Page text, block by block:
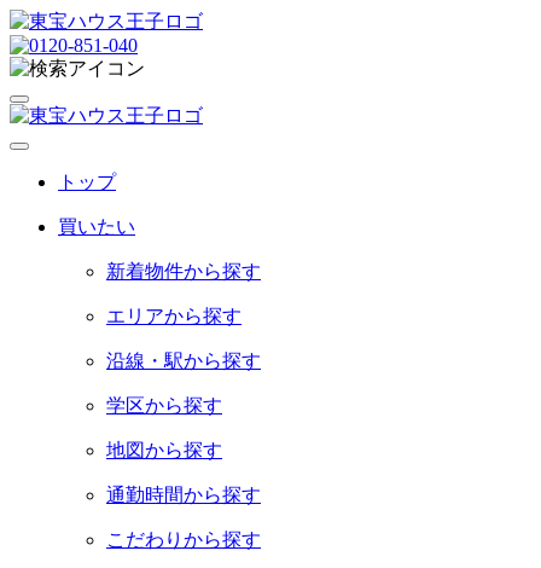
トップ
買いたい
新着物件から探す
エリアから探す
沿線・駅から探す
学区から探す
地図から探す
通勤時間から探す
こだわりから探す